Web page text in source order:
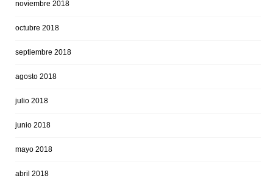
noviembre 2018
octubre 2018
septiembre 2018
agosto 2018
julio 2018
junio 2018
mayo 2018
abril 2018